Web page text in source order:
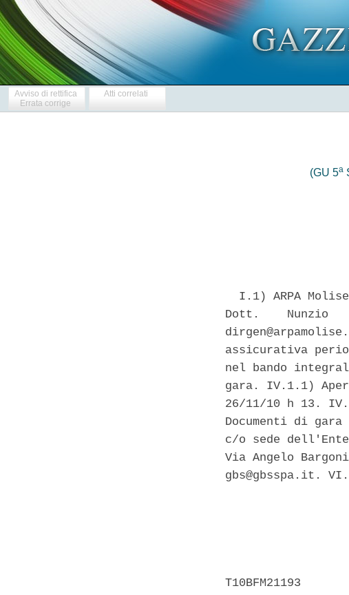
Avviso di rettifica
Errata corrige
Atti correlati
(GU 5a
I.1) ARPA
Dott.    Nunzio
assicurativa
nel bando
gara. IV.1.1)
26/11/10 h 13.
Documenti di
c/o sede
Via Angelo
gbs@gbsspa.it.